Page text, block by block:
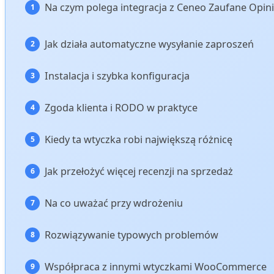
Na czym polega integracja z Ceneo Zaufane
Jak działa automatyczne wysyłanie zaproszeń
Instalacja i szybka konfiguracja
Zgoda klienta i RODO w praktyce
Kiedy ta wtyczka robi największą różnicę
Jak przełożyć więcej recenzji na sprzedaż
Na co uważać przy wdrożeniu
Rozwiązywanie typowych problemów
Współpraca z innymi wtyczkami WooCommerce